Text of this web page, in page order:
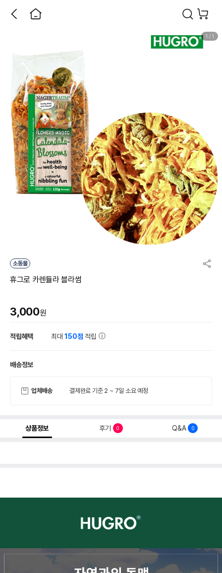
1 / 1
소동물
휴그로 카렌듈라 블라썸
3,000원
적립혜택 최대150점 적립
배송정보
업체배송 결제완료 기준 2 ~ 7일 소요 예정
상품정보 후기 0 Q&A 0